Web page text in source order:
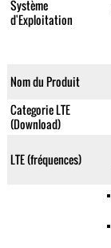
Système
d'Exploitation
Nom du Produit
Categorie LTE
(Download)
LTE (fréquences)